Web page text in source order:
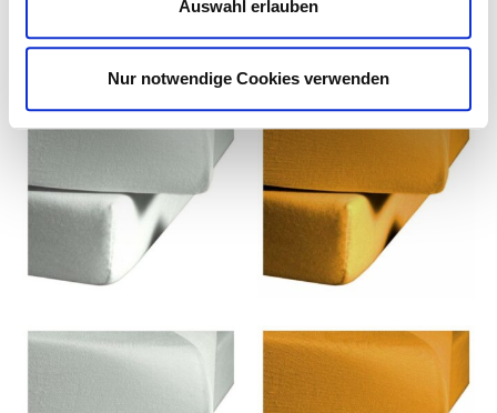
Auswahl erlauben
Nur notwendige Cookies verwenden
Lieferzeit:14 Tage Lieferzeit:14 Tage